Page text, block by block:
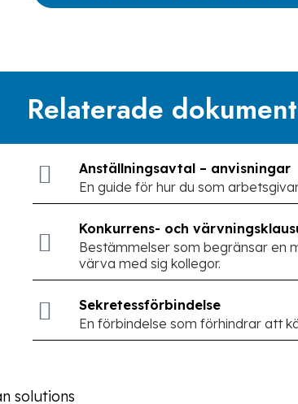
Relaterade dokument
Anställningsavtal – anvisningar
En guide för hur du som
Konkurrens- och
Bestämmelser som begränsar en
värva med sig kollegor.
Sekretessförbindelse
En förbindelse som förhindrar att